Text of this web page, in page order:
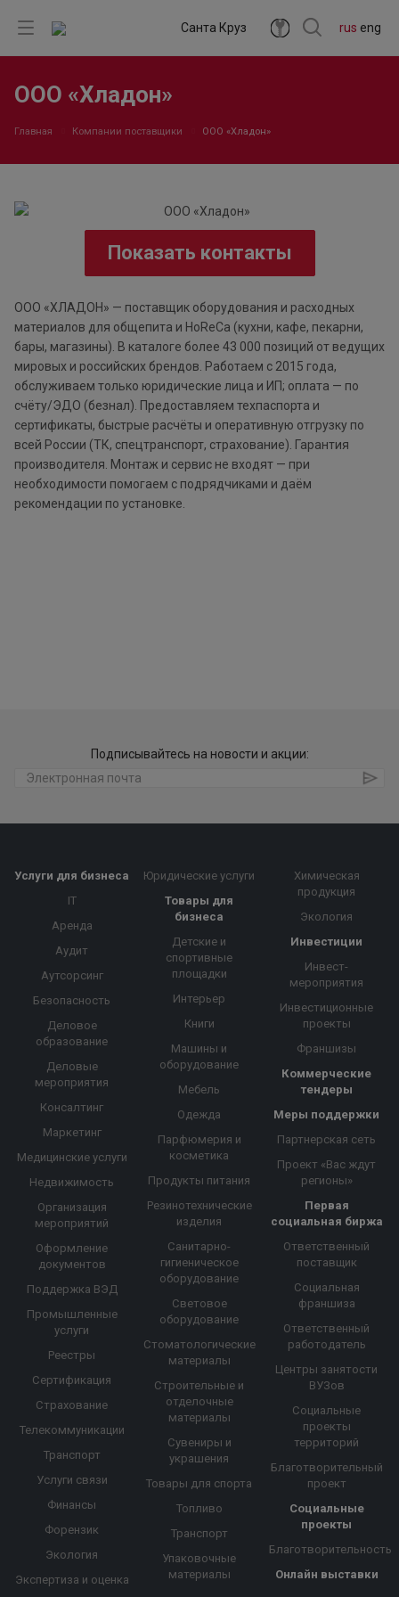
rus eng
Санта Круз
ООО «Хладон»
Главная Компании поставщики ООО «Хладон»
Показать контакты
ООО «ХЛАДОН» — поставщик оборудования и расходных
материалов для общепита и HoReCa (кухни, кафе, пекарни,
бары, магазины). В каталоге более 43 000 позиций от ведущих
мировых и российских брендов. Работаем с 2015 года,
обслуживаем только юридические лица и ИП; оплата — по
счёту/ЭДО (безнал). Предоставляем техпаспорта и
сертификаты, быстрые расчёты и оперативную отгрузку по
всей России (ТК, спецтранспорт, страхование). Гарантия
производителя. Монтаж и сервис не входят — при
необходимости помогаем с подрядчиками и даём
рекомендации по установке.
Подписывайтесь на новости и акции:
Услуги для бизнеса
IT
Аренда
Аудит
Аутсорсинг
Безопасность
Деловое
образование
Деловые
мероприятия
Консалтинг
Маркетинг
Медицинские услуги
Недвижимость
Организация
мероприятий
Оформление
документов
Поддержка ВЭД
Промышленные
услуги
Реестры
Сертификация
Страхование
Телекоммуникации
Транспорт
Услуги связи
Финансы
Форензик
Экология
Экспертиза и оценка
Юридические услуги
Товары для
бизнеса
Детские и
спортивные
площадки
Интерьер
Книги
Машины и
оборудование
Мебель
Одежда
Парфюмерия и
косметика
Продукты питания
Резинотехнические
изделия
Санитарно-
гигиеническое
оборудование
Световое
оборудование
Стоматологические
материалы
Строительные и
отделочные
материалы
Сувениры и
украшения
Товары для спорта
Топливо
Транспорт
Упаковочные
материалы
Химическая
продукция
Экология
Инвестиции
Инвест-
мероприятия
Инвестиционные
проекты
Франшизы
Коммерческие
тендеры
Меры поддержки
Партнерская сеть
Проект «Вас ждут
регионы»
Первая
социальная биржа
Ответственный
поставщик
Социальная
франшиза
Ответственный
работодатель
Центры занятости
ВУЗов
Социальные
проекты
территорий
Благотворительный
проект
Социальные
проекты
Благотворительность
Онлайн выставки